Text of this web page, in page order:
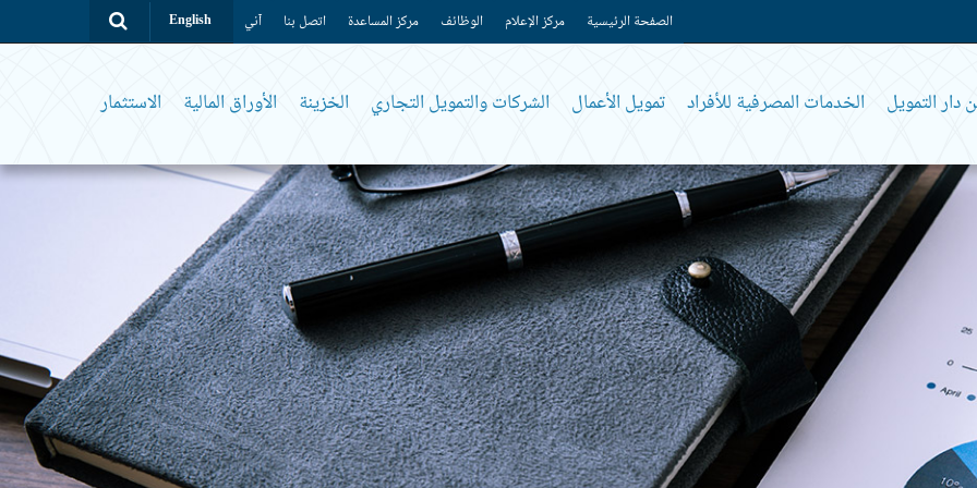
الصفحة الرئيسية مركز الإعلام الوظائف مركز المساعدة اتصل بنا آني English
دار التمويل الخدمات المصرفية للأفراد تمويل الأعمال الشركات والتمويل التجاري الخزينة الأوراق المالية الاستثمار